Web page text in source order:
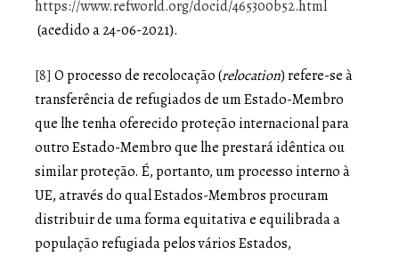
https://www.refworld.org/docid/465300b52.html
(acedido a 24-06-2021).
[8] O processo de recolocação (relocation) refere-se à
transferência de refugiados de um Estado-Membro
que lhe tenha oferecido proteção internacional para
outro Estado-Membro que lhe prestará idêntica ou
similar proteção. É, portanto, um processo interno à
UE, através do qual Estados-Membros procuram
distribuir de uma forma equitativa e equilibrada a
população refugiada pelos vários Estados,